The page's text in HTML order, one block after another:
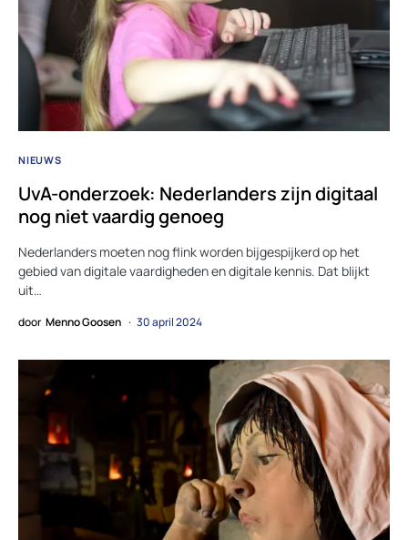
NIEUWS
UvA-onderzoek: Nederlanders zijn digitaal
nog niet vaardig genoeg
Nederlanders moeten nog flink worden bijgespijkerd op het
gebied van digitale vaardigheden en digitale kennis. Dat blijkt
uit…
door Menno Goosen 30 april 2024